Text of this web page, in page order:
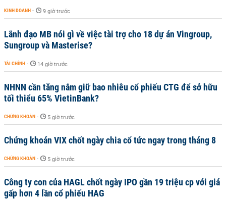
KINH DOANH - 9 giờ trước
Lãnh đạo MB nói gì về việc tài trợ cho 18 dự án Vingroup,
Sungroup và Masterise?
TÀI CHÍNH - 14 giờ trước
NHNN cần tăng nắm giữ bao nhiêu cổ phiếu CTG để sở hữu
tối thiểu 65% VietinBank?
CHỨNG KHOÁN - 5 giờ trước
Chứng khoán VIX chốt ngày chia cổ tức ngay trong tháng 8
CHỨNG KHOÁN - 5 giờ trước
Công ty con của HAGL chốt ngày IPO gần 19 triệu cp với giá
gấp hơn 4 lần cổ phiếu HAG